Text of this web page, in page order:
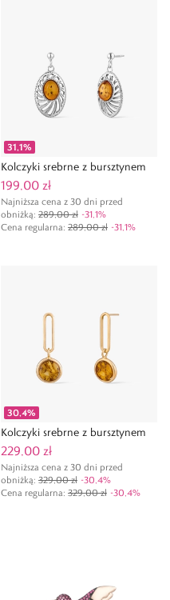
31,1%
Kolczyki srebrne z bursztynem
199,00 zł
Najniższa cena z 30 dni przed
obniżką: 289,00 zł -31,1%
Cena regularna: 289,00 zł -31,1%
30,4%
Kolczyki srebrne z bursztynem
229,00 zł
Najniższa cena z 30 dni przed
obniżką: 329,00 zł -30,4%
Cena regularna: 329,00 zł -30,4%